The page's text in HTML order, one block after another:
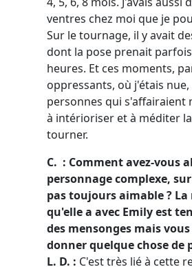
ventres chez moi que je
Sur le tournage, il y avait
dont la pose prenait
heures. Et ces moments,
oppressants, où j'étais
personnes qui s'affairaient
à intérioriser et à méditer
tourner.
C. : Comment avez-vous
personnage complexe,
pas toujours aimable ?
qu'elle a avec Emily est
des mensonges mais
donner quelque chose de
L. D. : C'est très lié à cette